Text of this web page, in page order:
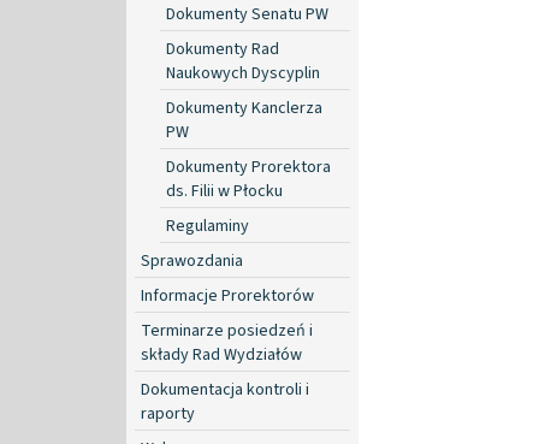
Dokumenty Senatu PW
Dokumenty Rad
Naukowych Dyscyplin
Dokumenty Kanclerza
PW
Dokumenty Prorektora
ds. Filii w Płocku
Regulaminy
Sprawozdania
Informacje Prorektorów
Terminarze posiedzeń i
składy Rad Wydziałów
Dokumentacja kontroli i
raporty